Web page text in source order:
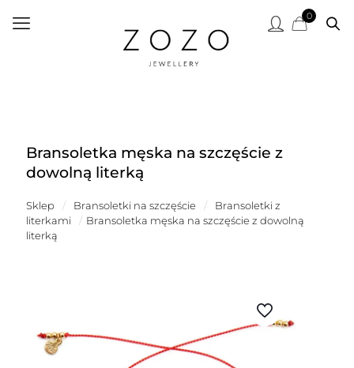
0
Bransoletka męska na szczęście z
dowolną literką
Sklep / Bransoletki na szczęście /
Bransoletki z
literkami
/ Bransoletka męska na szczęście z dowolną
literką